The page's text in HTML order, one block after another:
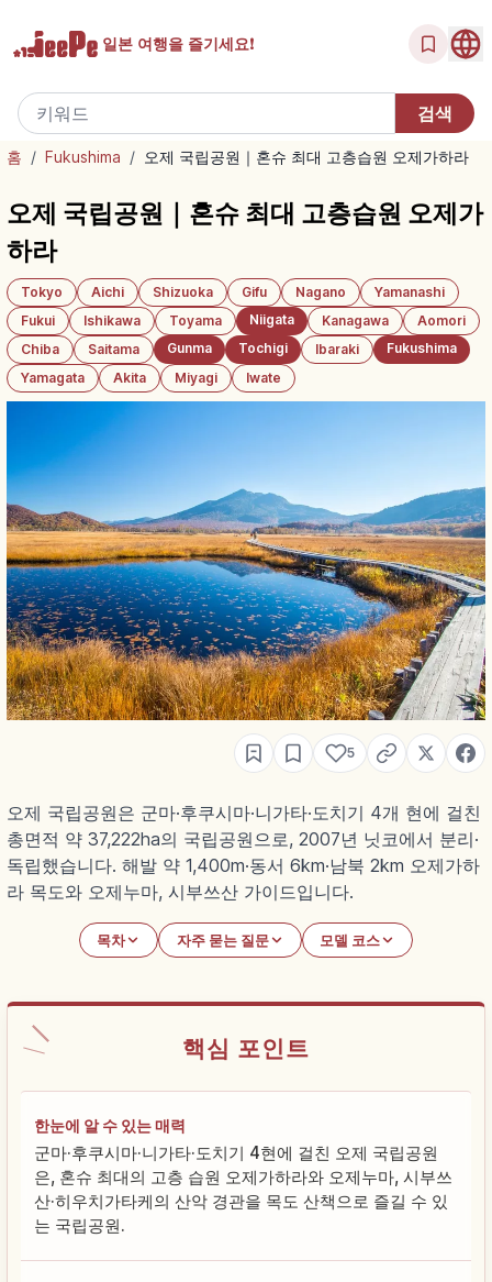
일본 여행을 즐기세요!
홈 / Fukushima / 오제 국립공원｜혼슈 최대 고층습원 오제가하라
오제 국립공원｜혼슈 최대 고층습원 오제가
하라
Tokyo Aichi Shizuoka Gifu Nagano
Yamanashi
Fukui
Ishikawa Toyama Niigata Kanagawa
Aomori
Chiba
Saitama Gunma Tochigi Ibaraki
Fukushima
Yamagata
Akita Miyagi Iwate
5
오제 국립공원은 군마·후쿠시마·니가타·도치기 4개 현에 걸친
총면적 약 37,222ha의 국립공원으로, 2007년 닛코에서 분리·
독립했습니다. 해발 약 1,400m·동서 6km·남북 2km 오제가하
라 목도와 오제누마, 시부쓰산 가이드입니다.
목차 자주 묻는 질문 모델 코스
핵심 포인트
한눈에 알 수 있는 매력
군마·후쿠시마·니가타·도치기 4현에 걸친 오제 국립공원
은, 혼슈 최대의 고층 습원 오제가하라와 오제누마, 시부쓰
산·히우치가타케의 산악 경관을 목도 산책으로 즐길 수 있
는 국립공원.